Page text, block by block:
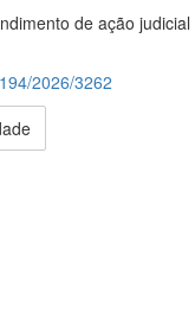
de ação judicial
2026/3262